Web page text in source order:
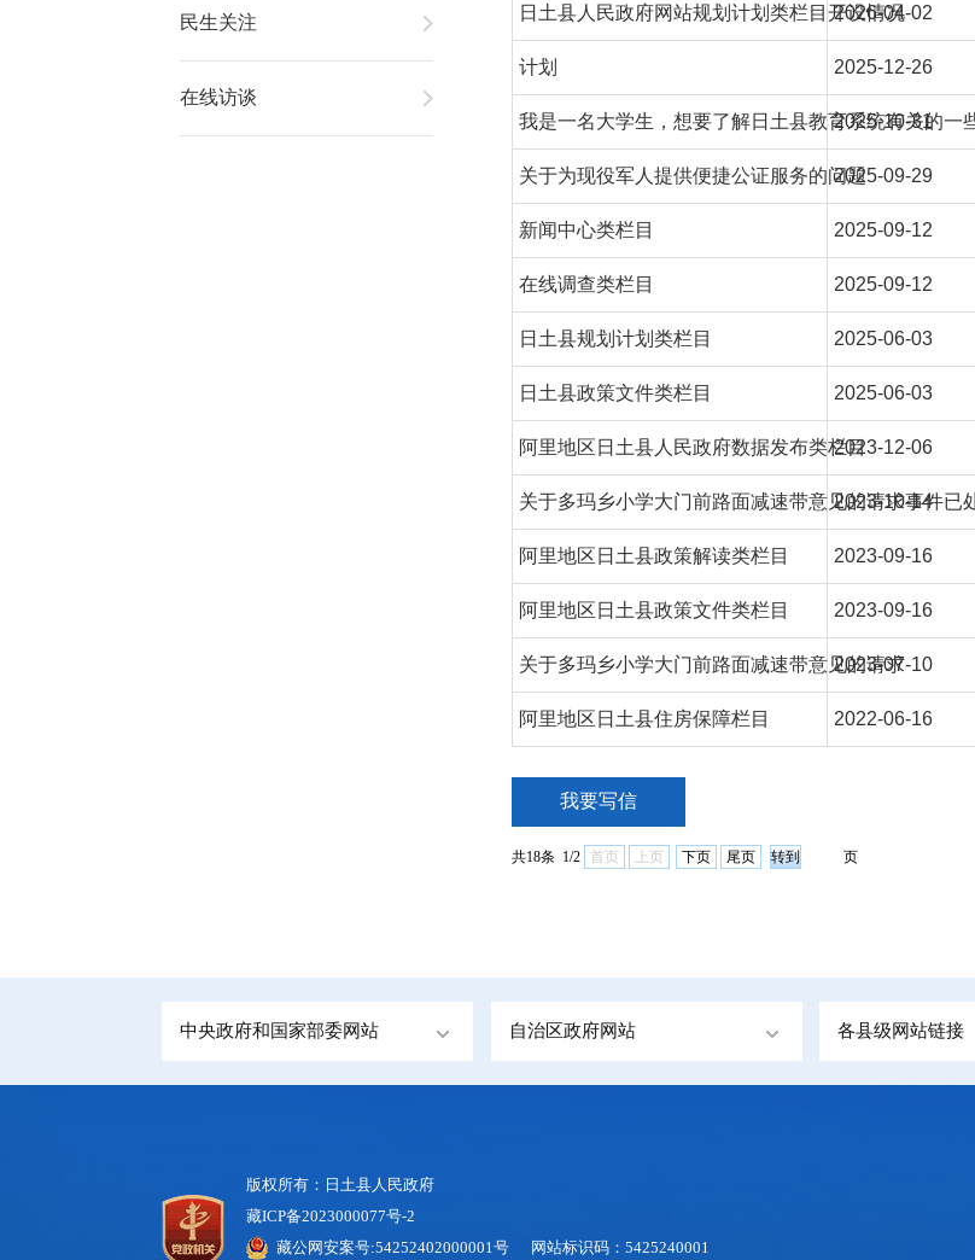
民生关注
在线访谈
日土县人民政府网站规划计划类栏目开设情况
2026-04-02
计划 2025-12-26
我是一名大学生，想要了解日土县教育系统有关的一
2025-10-31
关于为现役军人提供便捷公证服务的问题2025-09-29
新闻中心类栏目 2025-09-12
在线调查类栏目 2025-09-12
日土县规划计划类栏目 2025-06-03
日土县政策文件类栏目 2025-06-03
阿里地区日土县人民政府数据发布类栏目2023-12-06
关于多玛乡小学大门前路面减速带意见的请求事件已
2023-10-14
阿里地区日土县政策解读类栏目 2023-09-16
阿里地区日土县政策文件类栏目 2023-09-16
关于多玛乡小学大门前路面减速带意见的请求
2023-07-10
阿里地区日土县住房保障栏目 2022-06-16
我要写信
共18条 1/2 首页 上页 下页 尾页 页
中央政府和国家部委网站 自治区政府网站 各县级网站链接
版权所有：日土县人民政府
藏ICP备2023000077号-2
藏公网安案号:54252402000001号 网站标识码：5425240001